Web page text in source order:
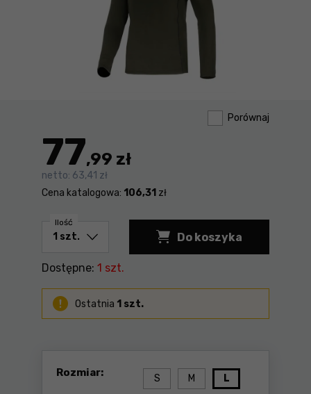
Porównaj
77,99 zł
netto: 63,41 zł
Cena katalogowa: 106,31 zł
Ilość
Do koszyka
Koszulka
Dostępne: 1 szt.
Ostatnia 1 szt.
Rozmiar: S M L